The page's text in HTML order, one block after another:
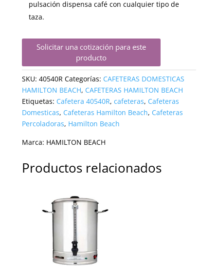
pulsación dispensa café con cualquier tipo de
taza.
Solicitar una cotización para este
producto
SKU: 40540R Categorías: CAFETERAS DOMESTICAS
HAMILTON BEACH, CAFETERAS HAMILTON BEACH
Etiquetas: Cafetera 40540R, cafeteras, Cafeteras
Domesticas, Cafeteras Hamilton Beach, Cafeteras
Percoladoras, Hamilton Beach
Marca: HAMILTON BEACH
Productos relacionados